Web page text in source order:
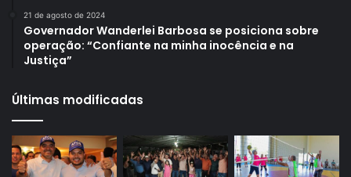
21 de agosto de 2024
Governador Wanderlei Barbosa se posiciona sobre
operação: “Confiante na minha inocência e na
Justiça”
Últimas modificadas